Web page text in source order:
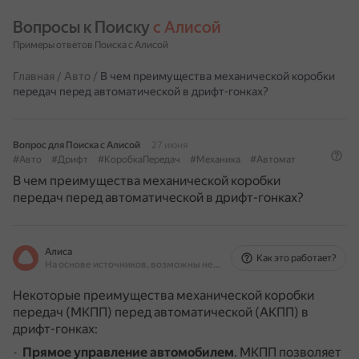
Вопросы к Поиску с Алисой
Примеры ответов Поиска с Алисой
Главная / Авто / В чем преимущества механической коробки
передач перед автоматической в дрифт-гонках?
Вопрос для Поиска с Алисой
27 июня
#Авто
#Дрифт #КоробкаПередач #Механика #Автомат
В чем преимущества механической коробки
передач перед автоматической в дрифт-гонках?
Алиса
На основе источников, возможны неточности
Как это работает?
Некоторые преимущества механической коробки
передач (МКПП) перед автоматической (АКПП) в
дрифт-гонках:
Прямое управление автомобилем. МКПП позволяет